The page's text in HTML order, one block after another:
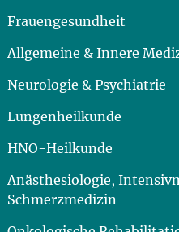
Frauengesundheit
Allgemeine & Innere
Neurologie & Psychiatrie
Lungenheilkunde
HNO-Heilkunde
Anästhesiologie,
Schmerzmedizin